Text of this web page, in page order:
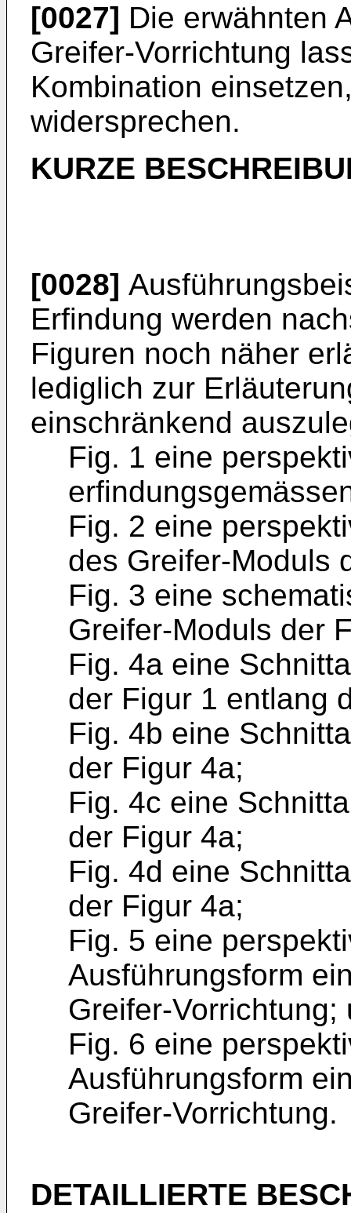
[0027] Die erwähnten
Greifer-Vorrichtung
Kombination
widersprechen.
KURZE
[0028]
Erfindung werden
Figuren noch näher
lediglich zur
einschränkend
Fig. 1 eine
Fig. 2 eine
des Greifer-Moduls
Fig. 3 eine
Greifer-Moduls der
Fig. 4a eine
der Figur 1 entlang
Fig. 4b eine
der Figur 4a;
Fig. 4c eine
der Figur 4a;
Fig. 4d eine
der Figur 4a;
Fig. 5 eine
Ausführungsform
Greifer-Vorrichtung;
Fig. 6 eine
Ausführungsform
Greifer-Vorrichtung.
DETAILLIERTE